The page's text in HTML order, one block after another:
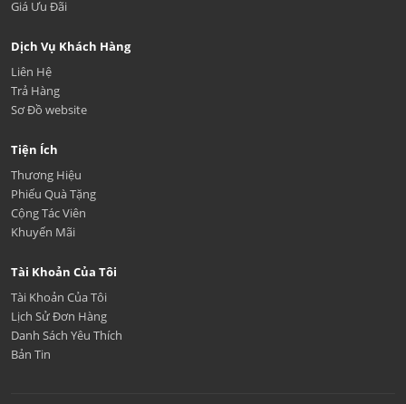
Giá Ưu Đãi
Dịch Vụ Khách Hàng
Liên Hệ
Trả Hàng
Sơ Đồ website
Tiện Ích
Thương Hiệu
Phiếu Quà Tặng
Cộng Tác Viên
Khuyến Mãi
Tài Khoản Của Tôi
Tài Khoản Của Tôi
Lịch Sử Đơn Hàng
Danh Sách Yêu Thích
Bản Tin